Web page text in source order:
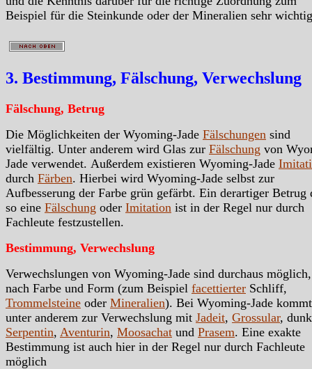
Beispiel für die Steinkunde oder der Mineralien sehr
3. Bestimmung, Fälschung, Verwechslung
Fälschung, Betrug
Die Möglichkeiten der Wyoming-Jade Fälschungen sind
vielfältig. Unter anderem wird Glas zur Fälschung von
Jade verwendet. Außerdem existieren Wyoming-Jade
durch Färben. Hierbei wird Wyoming-Jade selbst zur
Aufbesserung der Farbe grün gefärbt. Ein derartiger Betrug
so eine Fälschung oder Imitation ist in der Regel nur durch
Fachleute festzustellen.
Bestimmung, Verwechslung
Verwechslungen von Wyoming-Jade sind durchaus
nach Farbe und Form (zum Beispiel facettierter Schliff,
Trommelsteine oder Mineralien). Bei Wyoming-Jade
unter anderem zur Verwechslung mit Jadeit, Grossular,
Serpentin, Aventurin, Moosachat und Prasem. Eine exakte
Bestimmung ist auch hier in der Regel nur durch Fachleute
möglich